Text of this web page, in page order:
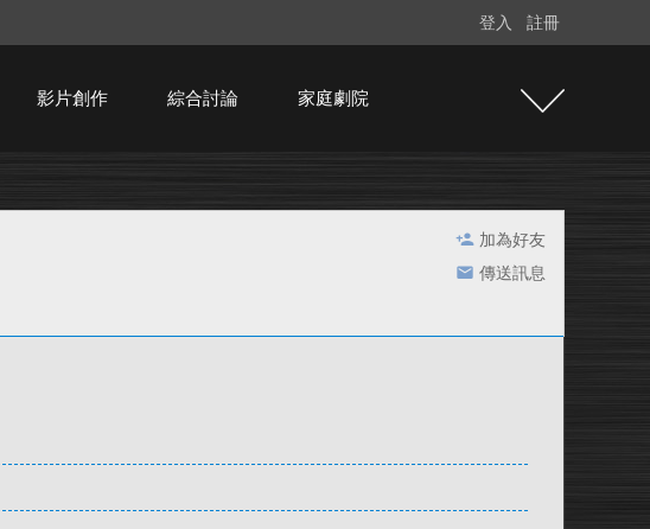
登入 註冊
影片創作 綜合討論 家庭劇院
加為好友
傳送訊息